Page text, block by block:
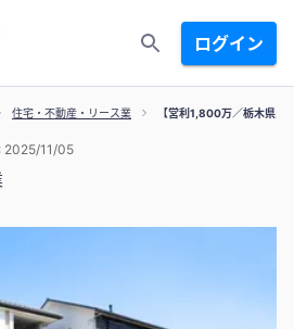
ログイン
住宅・不動産・リース業 【営利1,800万／栃木県／
2025/11/05